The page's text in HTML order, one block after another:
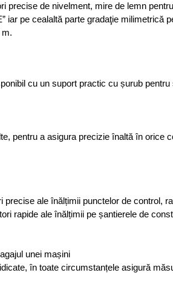
precise de nivelment, mire de lemn pentru
iar pe cealaltă parte gradaţie milimetrică
cu un suport practic cu șurub pentru
pentru a asigura precizie înaltă în orice
ale înălțimii punctelor de control,
rapide ale înălțimii pe șantierele de
unei mașini
în toate circumstanțele asigură